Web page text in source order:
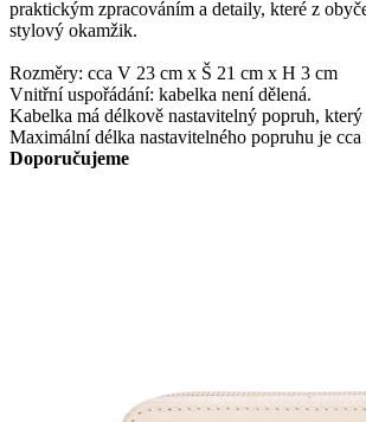
praktickým zpracováním a detaily, které z
stylový okamžik.
Rozměry: cca V 23 cm x Š 21 cm x H 3 cm
Vnitřní uspořádání: kabelka není dělená.
Kabelka má délkově nastavitelný popruh, který
Maximální délka nastavitelného popruhu je cca
Doporučujeme